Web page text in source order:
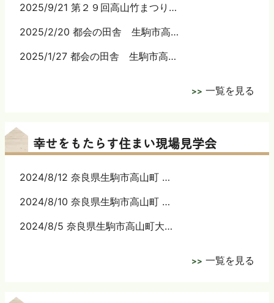
2025/9/21 第２９回高山竹まつり…
2025/2/20 都会の田舎 生駒市高…
2025/1/27 都会の田舎 生駒市高…
一覧を見る
幸せをもたらす住まい現場見学会
2024/8/12 奈良県生駒市高山町 …
2024/8/10 奈良県生駒市高山町 …
2024/8/5 奈良県生駒市高山町大…
一覧を見る